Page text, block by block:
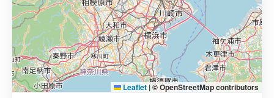
Leaflet |© OpenStreetMap contributors